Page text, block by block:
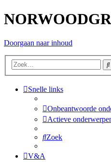
Doorgaan naar inhoud
Snelle links
Onbeantwoorde
Actieve
Zoek
V&A